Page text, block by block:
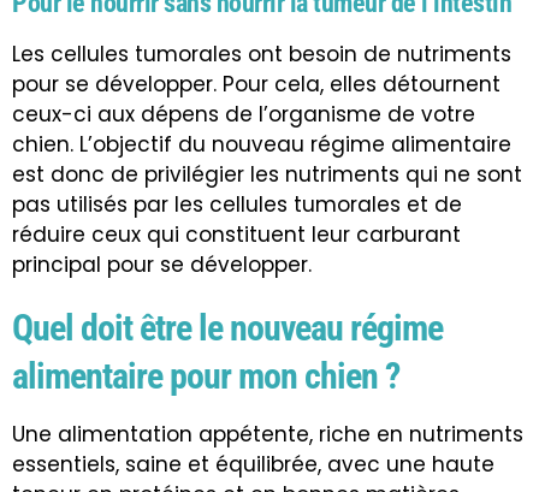
Les cellules tumorales ont besoin de nutriments
pour se développer. Pour cela, elles détournent
ceux-ci aux dépens de l’organisme de votre
chien. L’objectif du nouveau régime alimentaire
est donc de privilégier les nutriments qui ne sont
pas utilisés par les cellules tumorales et de
réduire ceux qui constituent leur carburant
principal pour se développer.
Quel doit être le nouveau régime
alimentaire pour mon chien ?
Une alimentation appétente, riche en nutriments
essentiels, saine et équilibrée, avec une haute